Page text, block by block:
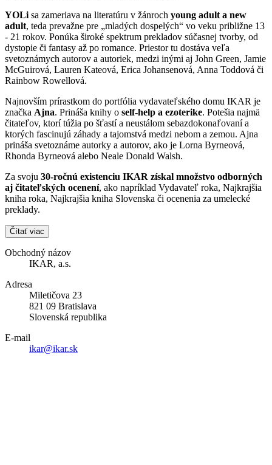
YOLi sa zameriava na literatúru v žánroch young adult a new
adult, teda prevažne pre „mladých dospelých“ vo veku približne 13
- 21 rokov. Ponúka široké spektrum prekladov súčasnej tvorby, od
dystopie či fantasy až po romance. Priestor tu dostáva veľa
svetoznámych autorov a autoriek, medzi inými aj John Green, Jamie
McGuirová, Lauren Kateová, Erica Johansenová, Anna Toddová či
Rainbow Rowellová.
Najnovším prírastkom do portfólia vydavateľského domu IKAR je
značka Ajna. Prináša knihy o self-help a ezoterike. Potešia najmä
čitateľov, ktorí túžia po šťastí a neustálom sebazdokonaľovaní a
ktorých fascinujú záhady a tajomstvá medzi nebom a zemou. Ajna
prináša svetoznáme autorky a autorov, ako je Lorna Byrneová,
Rhonda Byrneová alebo Neale Donald Walsh.
Za svoju 30-ročnú existenciu IKAR získal množstvo odborných
aj čitateľských ocenení, ako napríklad Vydavateľ roka, Najkrajšia
kniha roka, Najkrajšia kniha Slovenska či ocenenia za umelecké
preklady.
Čítať viac
Obchodný názov
IKAR, a.s.
Adresa
Miletičova 23
821 09 Bratislava
Slovenská republika
E-mail
ikar@ikar.sk